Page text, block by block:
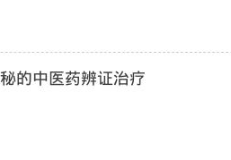
的中医药辨证治疗